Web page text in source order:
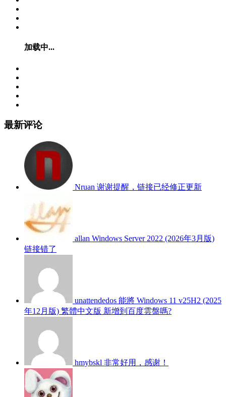
加载中...
最新评论
Nruan 谢谢提醒，链接已经修正更新
allan Windows Server 2022 (2026年3月版)
链接错了
unattendedos 能將 Windows 11 v25H2 (2025
年12月版) 繁體中文版 新增到百度雲盤嗎?
hmybskl 非常好用，感谢！